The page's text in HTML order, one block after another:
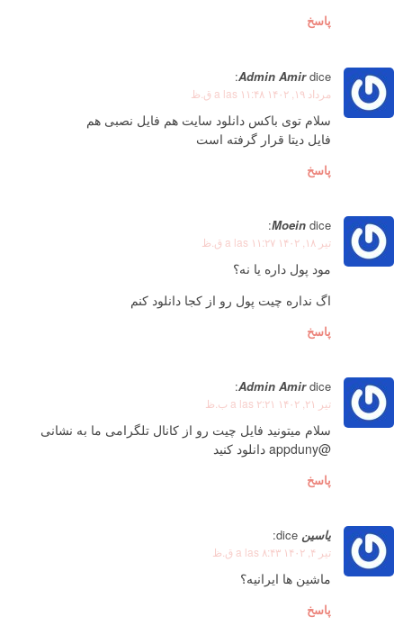
پاسخ
Admin Amir dice:
مرداد ۱۹, ۱۴۰۲ a las ۱۱:۴۸ ق.ظ
سلام توی باکس دانلود سایت هم فایل نصبی هم
فایل دیتا قرار گرفته است
پاسخ
Moein dice:
تیر ۱۸, ۱۴۰۲ a las ۱۱:۲۷ ق.ظ
مود پول داره یا نه؟
اگ نداره چیت پول رو از کجا دانلود کنم
پاسخ
Admin Amir dice:
تیر ۲۱, ۱۴۰۲ a las ۲:۲۱ ب.ظ
سلام میتونید فایل چیت رو از کانال تلگرامی ما به نشانی
@appduny دانلود کنید
پاسخ
یاسین dice:
تیر ۴, ۱۴۰۲ a las ۸:۴۳ ق.ظ
ماشین ها ایرانیه؟
پاسخ